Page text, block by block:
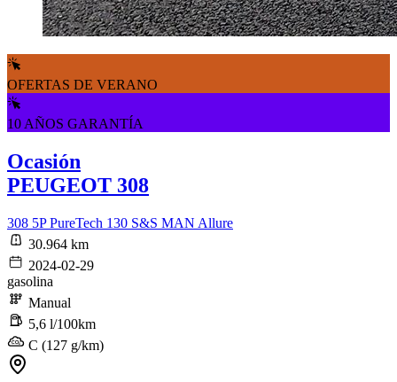
OFERTAS DE VERANO
10 AÑOS GARANTÍA
Ocasión
PEUGEOT 308
308 5P PureTech 130 S&S MAN Allure
30.964 km
2024-02-29
gasolina
Manual
5,6 l/100km
C (127 g/km)